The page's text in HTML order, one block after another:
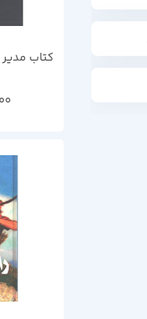
کتاب